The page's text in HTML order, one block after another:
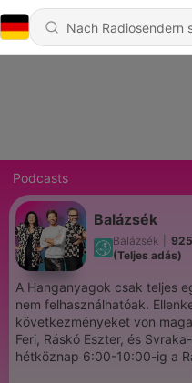
Podcasts
Balázsék
Balázsék
(Teljes adás)
A Hanganyagok csak teljes
nem felhasználhatóak.
következményeket von maga után! Sebestyén
Feri, Ráskó Eszter, és
hétköznap 6:00-10:00-ig a
balazsek@radio1.hu SMS/